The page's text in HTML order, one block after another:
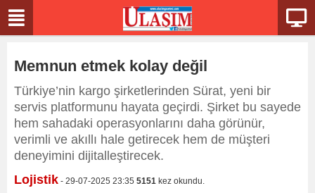
Memnun etmek kolay değil
Türkiye’nin kargo şirketlerinden Sürat, yeni bir
servis platformunu hayata geçirdi. Şirket bu sayede
hem sahadaki operasyonlarını daha görünür,
verimli ve akıllı hale getirecek hem de müşteri
deneyimini dijitalleştirecek.
Lojistik - 29-07-2025 23:35 5151 kez okundu.